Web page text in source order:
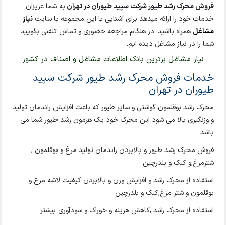
فروش محرک رشد طیور شرکت سپید طیوران در تهران به شما عزیزان
خدمات خود را ارائه میدهد برای آشنایی با این مجموعه با سایتنیاز
مشاغل همراه باشید. در هنگام مراجعه حضوری و تماس تلفنی بگویید
شما را در نیاز مشاغل دیده ایم.
نیاز مشاغل برترین بانک اطلاعات مشاغل و اصناف در کشور
خدمات فروش محرک رشد طیور شرکت سپید
طیوران در تهران
محرک رشد بوقلمون گوشتی و سایر طیور که باعث افزایش راندمان تولید
و وزنگیری بالا می شود این محرک خود یک هرمون رشد طیور شما می
باشد
فروش محرک رشد طیور و بالابردن راندمان تولید مرغ و بوقلمون ,
شترمرغ,و کبک و بلدرچین
استفاده از محرک رشد و افزایش وزن و بالابردن کیفیت لاشه مرغ و
بوقلمون و شتر مرغ,کبک و بلدرچین
استفاده از محرک رشد ,کاهش هزینه و خوراک و سودآوری بیشتر